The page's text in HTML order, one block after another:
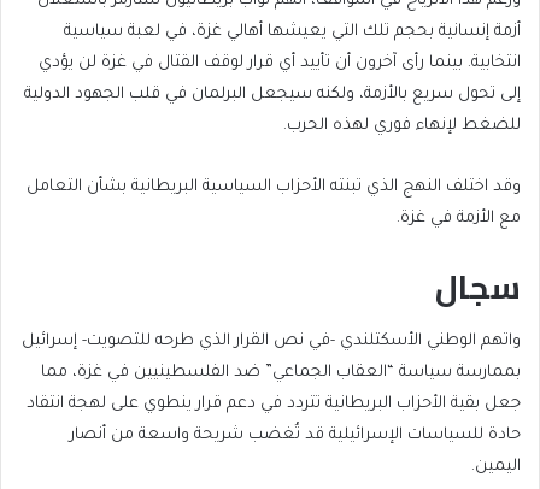
أزمة إنسانية بحجم تلك التي يعيشها أهالي غزة، في لعبة سياسية
انتخابية. بينما رأى آخرون أن تأييد أي قرار لوقف القتال في غزة لن يؤدي
إلى تحول سريع بالأزمة، ولكنه سيجعل البرلمان في قلب الجهود الدولية
للضغط لإنهاء فوري لهذه الحرب.
وقد اختلف النهج الذي تبنته الأحزاب السياسية البريطانية بشأن التعامل
مع الأزمة في غزة.
سجال
واتهم الوطني الأسكتلندي -في نص القرار الذي طرحه للتصويت- إسرائيل
بممارسة سياسة “العقاب الجماعي” ضد الفلسطينيين في غزة، مما
جعل بقية الأحزاب البريطانية تتردد في دعم قرار ينطوي على لهجة انتقاد
حادة للسياسات الإسرائيلية قد تُغضب شريحة واسعة من أنصار
اليمين.